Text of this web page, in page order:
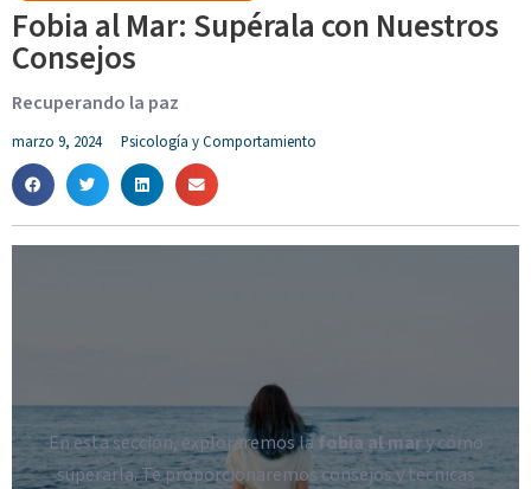
Fobia al Mar: Supérala con Nuestros
Consejos
Recuperando la paz
marzo 9, 2024 Psicología y Comportamiento
En esta sección, exploraremos lafobia al mary cómo
superarla. Te proporcionaremos consejos y técnicas